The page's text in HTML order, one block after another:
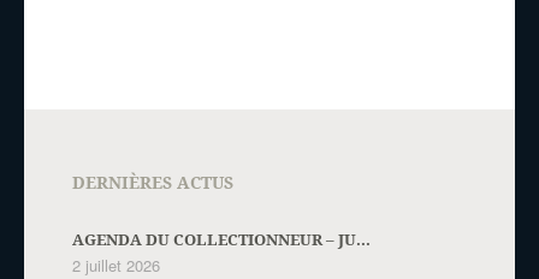
DERNIÈRES ACTUS
AGENDA DU COLLECTIONNEUR – JU...
2 juillet 2026